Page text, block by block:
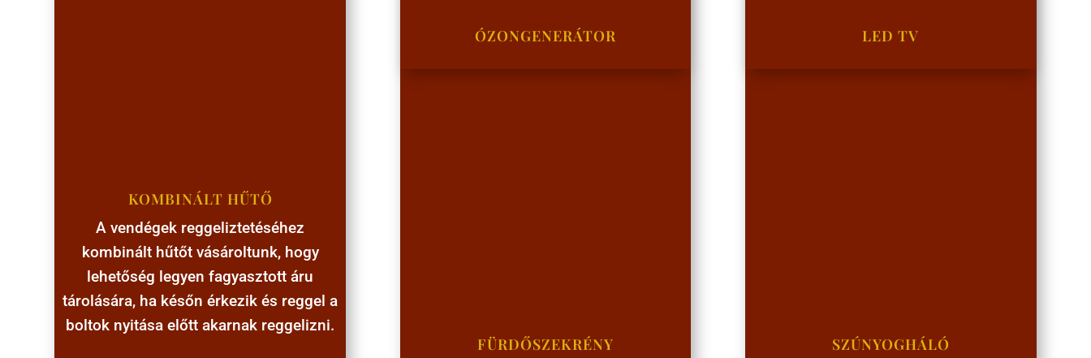
KOMBINÁLT HŰTŐ
A vendégek reggeliztetéséhez
kombinált hűtőt vásároltunk, hogy
lehetőség legyen fagyasztott áru
tárolására, ha későn érkezik és reggel a
boltok nyitása előtt akarnak reggelizni.
ÓZONGENERÁTOR
FÜRDŐSZEKRÉNY
LED TV
SZÚNYOGHÁLÓ